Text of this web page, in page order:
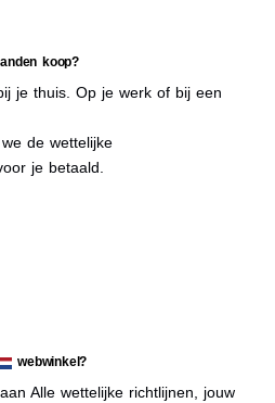
koop?
je thuis. Op je werk of bij een
de wettelijke
je betaald.
webwinkel?
Alle wettelijke richtlijnen, jouw